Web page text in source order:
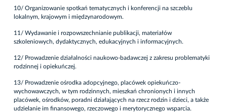
10/ Organizowanie spotkań tematycznych i konferencji na szczeblu
lokalnym, krajowym i międzynarodowym.
11/ Wydawanie i rozpowszechnianie publikacji, materiałów
szkoleniowych, dydaktycznych, edukacyjnych i informacyjnych.
12/ Prowadzenie działalności naukowo-badawczej z zakresu problematyki
rodzinnej i opiekuńczej.
13/ Prowadzenie ośrodka adopcyjnego, placówek opiekuńczo-
wychowawczych, w tym rodzinnych, mieszkań chronionych i innych
placówek, ośrodków, poradni działających na rzecz rodzin i dzieci, a także
udzielanie im finansowego, rzeczowego i merytorycznego wsparcia.